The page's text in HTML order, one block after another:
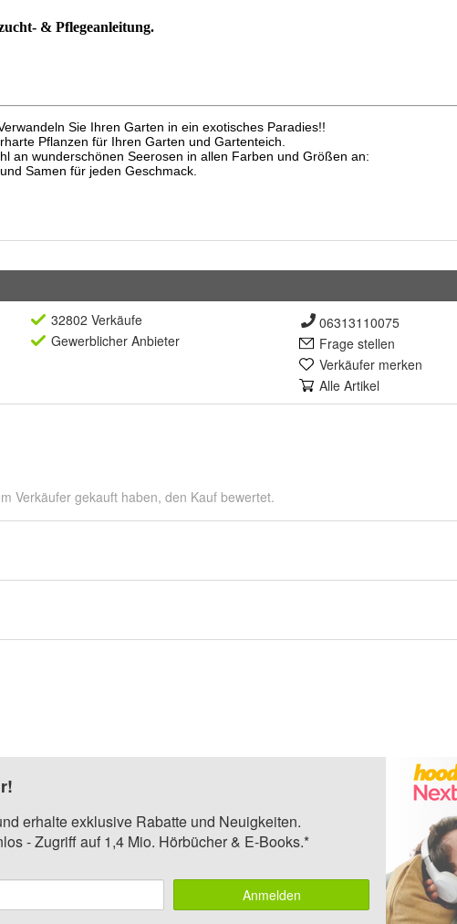
32802 Verkäufe
Gewerblicher Anbieter
06313110075
Frage stellen
Verkäufer merken
Alle Artikel
Verkäufer gekauft haben, den Kauf bewertet.
erhalte exklusive Rabatte und Neuigkeiten.
- Zugriff auf 1,4 Mio. Hörbücher & E-Books.*
Anmelden